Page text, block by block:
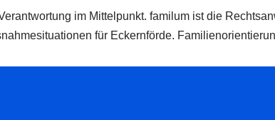
im Mittelpunkt. familum ist die
für Eckernförde.